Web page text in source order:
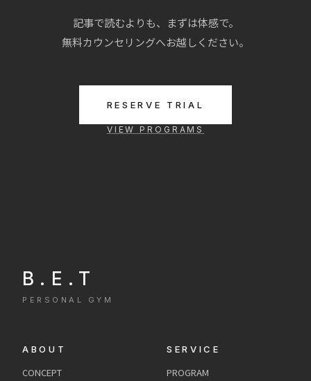
記事で読むよりも、まずは体感で。
無料カウンセリングへお越しください。
RESERVE TRIAL
VIEW PROGRAMS
B.E.T
PERSONAL GYM
ABOUT
CONCEPT
SERVICE
PROGRAM